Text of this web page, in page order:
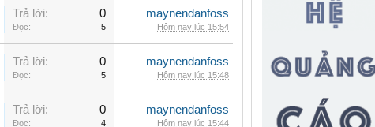
Trả lời: 0
Đọc: 5
maynendanfoss
Hôm nay lúc 15:54
Trả lời: 0
Đọc: 5
maynendanfoss
Hôm nay lúc 15:48
Trả lời: 0
Đọc: 4
maynendanfoss
Hôm nay lúc 15:44